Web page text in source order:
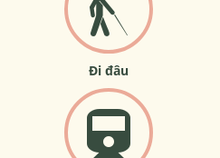
Đi đâu